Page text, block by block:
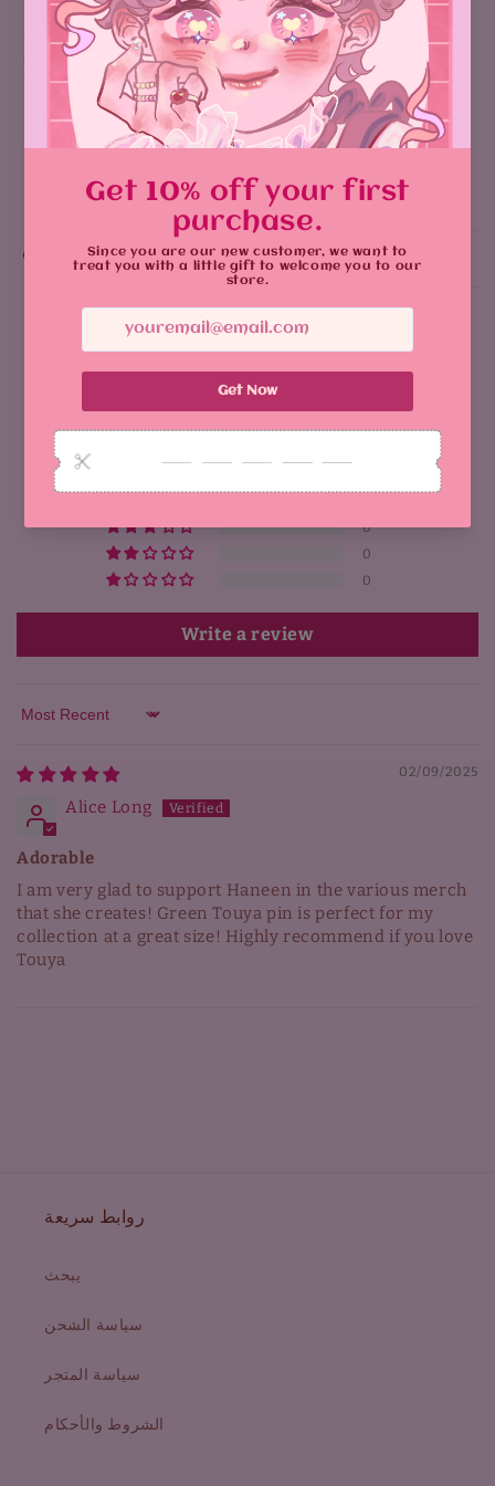
: 3.5 cm – ideal for backpacks, jackets, or
pinboards
يشارك
Why You'll Love It:
Customer Reviews
Based on 1 review
0
0
0
Write a review
Sort by
02/09/2025
Alice Long
Adorable
I am very glad to support Haneen in the various merch
that she creates! Green Touya pin is perfect for my
collection at a great size! Highly recommend if you love
Touya
روابط سريعة
يبحث
سياسة الشحن
سياسة المتجر
الشروط والأحكام